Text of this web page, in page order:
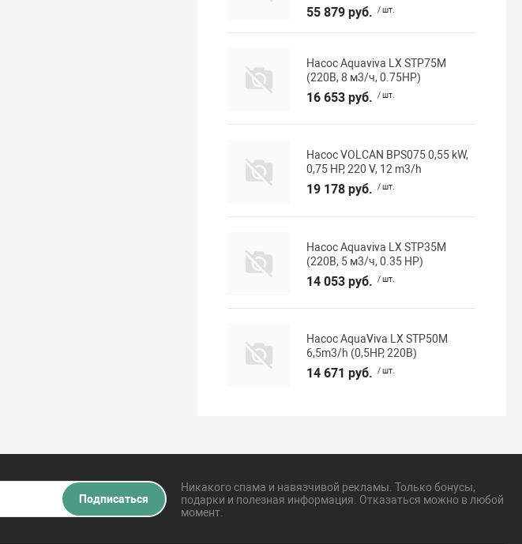
55 879 руб. / шт.
Насос Aquaviva LX STP75M
(220В, 8 м3/ч, 0.75HP)
16 653 руб. / шт.
Насос VOLCAN BPS075 0,55 kW,
0,75 HP, 220 V, 12 m3/h
19 178 руб. / шт.
Насос Aquaviva LX STP35M
(220В, 5 м3/ч, 0.35 HP)
14 053 руб. / шт.
Насос AquaViva LX STP50M
6,5m3/h (0,5HP, 220В)
14 671 руб. / шт.
Подписаться
Никакого спама и навязчивой рекламы. Только бонусы,
подарки и полезная информация. Отказаться можно в любой
момент.